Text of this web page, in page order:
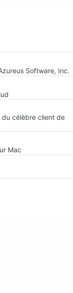
Software, Inc.
du célèbre client de
Mac